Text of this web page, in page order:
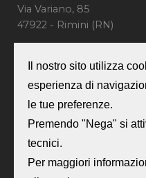
Via Variano, 85
47922 - Rimini (RN)
CONTATTI:
Email:
P.IVA 04335600401
Numero REA: RN-403118
Capitale Sociale:
Il nostro sito utilizza
esperienza di
le tue preferenze.
Premendo "Nega" si
tecnici.
Per maggiori